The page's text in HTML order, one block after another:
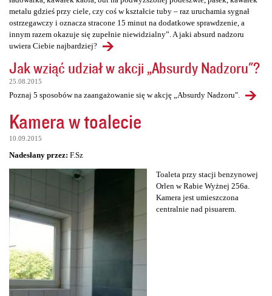
metalu gdzieś przy ciele, czy coś w kształcie tuby – raz uruchamia sygnał
ostrzegawczy i oznacza stracone 15 minut na dodatkowe sprawdzenie, a
innym razem okazuje się zupełnie niewidzialny”. A jaki absurd nadzoru
uwiera Ciebie najbardziej?
Jak wziąć udział w akcji „Absurdy Nadzoru"?
25.08.2015
Poznaj 5 sposobów na zaangażowanie się w akcję „Absurdy Nadzoru".
Kamera w toalecie
10.09.2015
Nadesłany przez: F.Sz
Toaleta przy stacji benzynowej
Orlen w Rabie Wyżnej 256a.
Kamera jest umieszczona
centralnie nad pisuarem.